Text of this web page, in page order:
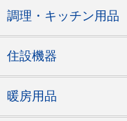
調理・キッチン用品
住設機器
暖房用品